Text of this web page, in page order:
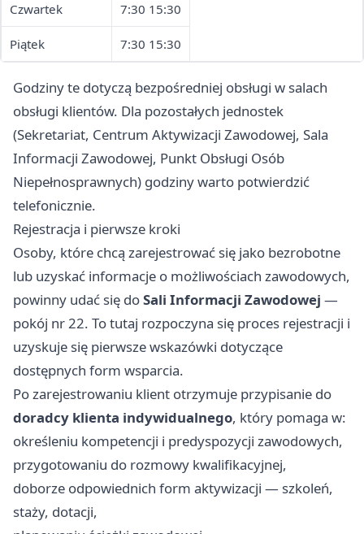
Czwartek 7:30 15:30
Piątek 7:30 15:30
Godziny te dotyczą bezpośredniej obsługi w salach
obsługi klientów. Dla pozostałych jednostek
(Sekretariat, Centrum Aktywizacji Zawodowej, Sala
Informacji Zawodowej, Punkt Obsługi Osób
Niepełnosprawnych) godziny warto potwierdzić
telefonicznie.
Rejestracja i pierwsze kroki
Osoby, które chcą zarejestrować się jako bezrobotne
lub uzyskać informacje o możliwościach zawodowych,
powinny udać się doSali Informacji Zawodowej —
pokój nr 22. To tutaj rozpoczyna się proces rejestracji i
uzyskuje się pierwsze wskazówki dotyczące
dostępnych form wsparcia.
Po zarejestrowaniu klient otrzymuje przypisanie do
doradcy klienta indywidualnego, który pomaga w:
określeniu kompetencji i predyspozycji zawodowych,
przygotowaniu do rozmowy kwalifikacyjnej,
doborze odpowiednich form aktywizacji — szkoleń,
staży, dotacji,